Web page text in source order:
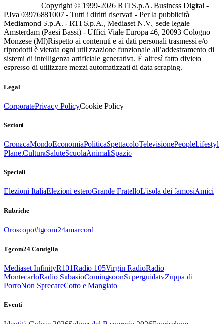
Copyright © 1999-2026 RTI S.p.A. Business Digital -
P.Iva 03976881007 - Tutti i diritti riservati - Per la pubblicità
Mediamond S.p.A. - RTI S.p.A., Mediaset N.V., sede legale
Amsterdam (Paesi Bassi) - Uffici Viale Europa 46, 20093 Cologno
Monzese (MI)Rispetto ai contenuti e ai dati personali trasmessi e/o
riprodotti è vietata ogni utilizzazione funzionale all’addestramento di
sistemi di intelligenza artificiale generativa. È altresì fatto divieto
espresso di utilizzare mezzi automatizzati di data scraping.
Legal
CorporatePrivacy PolicyCookie Policy
Sezioni
CronacaMondoEconomiaPoliticaSpettacoloTelevisionePeople
PlanetCulturaSaluteScuolaAnimaliSpazio
Speciali
Elezioni ItaliaElezioni esteroGrande FratelloL'isola dei famosiAmici
Rubriche
Oroscopo#tgcom24amarcord
Tgcom24 Consiglia
Mediaset InfinityR101Radio 105Virgin RadioRadio
MontecarloRadio SubasioComingsoonSuperguidatvZuppa di
PorroNon SprecareCotto e Mangiato
Eventi